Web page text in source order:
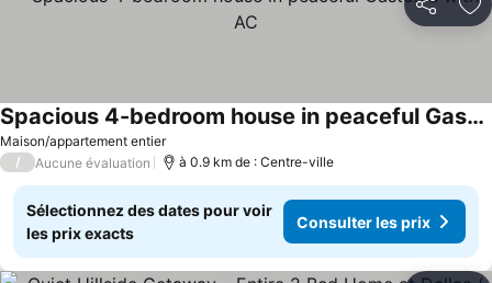
Partager
Maison/appartement entier
Spacious 4-bedroom house in peaceful Gastonia with AC
/ Aucune évaluation à 0.9 km de : Centre-ville
Sélectionnez des dates pour voir
les prix exacts
Consulter les prix